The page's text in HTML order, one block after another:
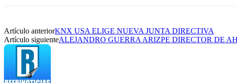
Artículo anteriorKNX USA ELIGE NUEVA JUNTA DIRECTIVA
Artículo siguienteALEJANDRO GUERRA ARIZPE DIRECTOR DE